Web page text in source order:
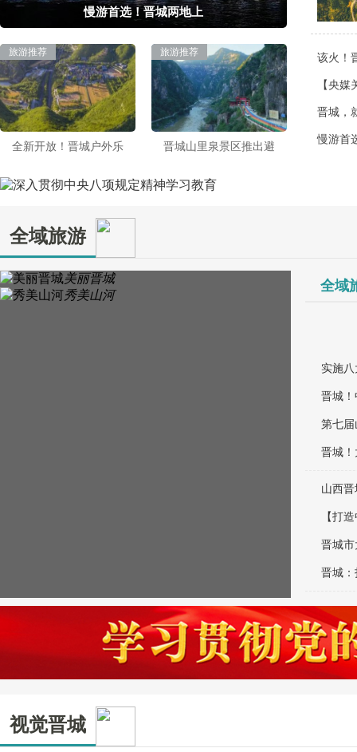
太行一号 此生必行
2018年以来，晋城市委、市政府启动投资80亿元，建成太行一号旅游公路主线路网
“奋进新时代”主题成就展网上展馆开放，大家可身临其境感受更多精彩。[详细]
新时代 新经典
学习习近平新时代中国特色社会主义思想重点数字图书专栏
不忘初心 牢记使命
唯有不忘初心，才能知
慢游首选！晋城两地上
旅游推荐
全新开放！晋城户外乐
旅游推荐
晋城山里泉景区推出避
该火！
【央
兴路
晋城，
慢游首
全域旅游
美丽晋城
秀美山河
全域
实施
晋城
第七
晋城
山西
【打
晋城
晋城
视觉晋城